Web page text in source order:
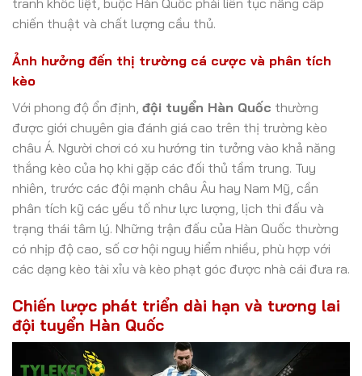
chiến thuật và chất lượng cầu thủ.
Ảnh hưởng đến thị trường cá cược và phân tích
kèo
Với phong độ ổn định, đội tuyển Hàn Quốc thường
được giới chuyên gia đánh giá cao trên thị trường kèo
châu Á. Người chơi có xu hướng tin tưởng vào khả năng
thắng kèo của họ khi gặp các đối thủ tầm trung. Tuy
nhiên, trước các đội mạnh châu Âu hay Nam Mỹ, cần
phân tích kỹ các yếu tố như lực lượng, lịch thi đấu và
trạng thái tâm lý. Những trận đấu của Hàn Quốc thường
có nhịp độ cao, số cơ hội nguy hiểm nhiều, phù hợp với
các dạng kèo tài xỉu và kèo phạt góc được nhà cái đưa ra.
Chiến lược phát triển dài hạn và tương lai
đội tuyển Hàn Quốc